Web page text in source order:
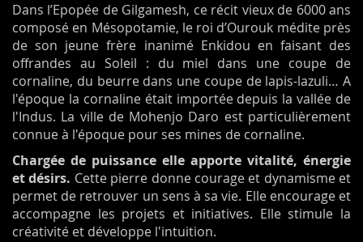
Dans l’Epopée de Gilgamesh, ce récit vieux de 6000 ans
composé en Mésopotamie, le roi d’Ourouk médite près
de son jeune frère inanimé Enkidou en faisant des
offrandes au Soleil : du miel dans une coupe de
cornaline, du beurre dans une coupe de lapis-lazuli… A
l'époque la cornaline était importée depuis la vallée de
l'Indus. La ville de Mohenjo Daro est particulièrement
connue à l'époque pour ses mines de cornaline.
Chargée de puissance elle apporte vitalité, énergie
et désirs. Cette pierre donne courage et dynamisme et
permet de retrouver un sens à sa vie. Elle encourage et
accompagne les projets et initiatives. Elle stimule la
créativité et développe l'intuition.